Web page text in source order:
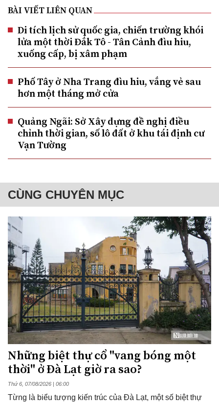
BÀI VIẾT LIÊN QUAN
Di tích lịch sử quốc gia, chiến trường khói
lửa một thời Đắk Tô - Tân Cảnh đìu hiu,
xuống cấp, bị xâm phạm
Phố Tây ở Nha Trang đìu hiu, vắng vẻ sau
hơn một tháng mở cửa
Quảng Ngãi: Sở Xây dựng đề nghị điều
chỉnh thời gian, số lô đất ở khu tái định cư
Vạn Tường
CÙNG CHUYÊN MỤC
Những biệt thự cổ "vang bóng một
thời" ở Đà Lạt giờ ra sao?
Thứ 6, 07/08/2026 | 06:00
Từng là biểu tượng kiến trúc của Đà Lạt, một số biệt thự